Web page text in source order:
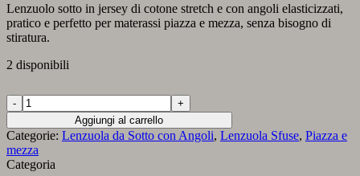
Lenzuolo sotto in jersey di cotone stretch e con angoli elasticizzati,
pratico e perfetto per materassi piazza e mezza, senza bisogno di
stiratura.
2 disponibili
Lenzuola
Sotto
con
Angoli
in
Jersey
Aggiungi al carrello
Categorie: Lenzuola da Sotto con Angoli, Lenzuola Sfuse, Piazza e
mezza
Categoria